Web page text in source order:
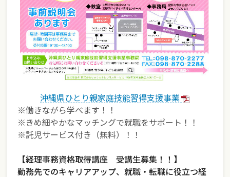
沖縄県ひとり親家庭技能習得支援事業
※働きながら学べます！！
※きめ細やかなマッチングで就職をサポート！！
※託児サービス付き（無料）！！
【経理事務資格取得講座 受講生募集！！】
勤務先でのキャリアアップ、就職・転職に役立つ経